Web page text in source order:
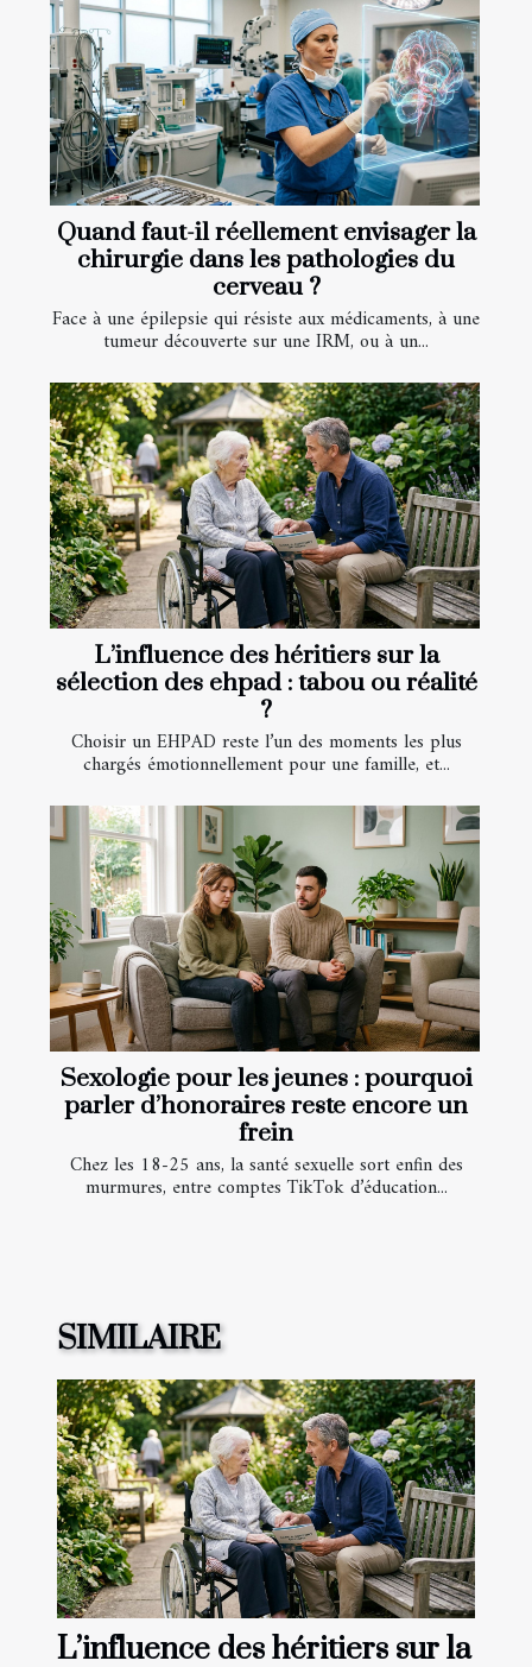
Quand faut-il réellement envisager la
chirurgie dans les pathologies du
cerveau ?
Face à une épilepsie qui résiste aux médicaments, à une
tumeur découverte sur une IRM, ou à un...
L’influence des héritiers sur la
sélection des ehpad : tabou ou réalité
?
Choisir un EHPAD reste l’un des moments les plus
chargés émotionnellement pour une famille, et...
Sexologie pour les jeunes : pourquoi
parler d’honoraires reste encore un
frein
Chez les 18-25 ans, la santé sexuelle sort enfin des
murmures, entre comptes TikTok d’éducation...
SIMILAIRE
L’influence des héritiers sur la